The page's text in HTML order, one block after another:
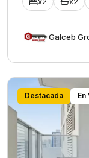
Destacada En